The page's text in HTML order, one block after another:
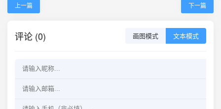
上一篇 下一篇
评论 (0) 画图模式 文本模式